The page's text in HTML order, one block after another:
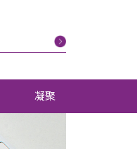
凝聚